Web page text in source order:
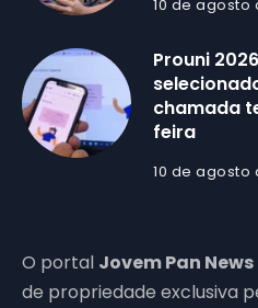
10 de agosto
Prouni
chamada
feira
10 de agosto
O portal Jovem Pan
de propriedade exclusiva